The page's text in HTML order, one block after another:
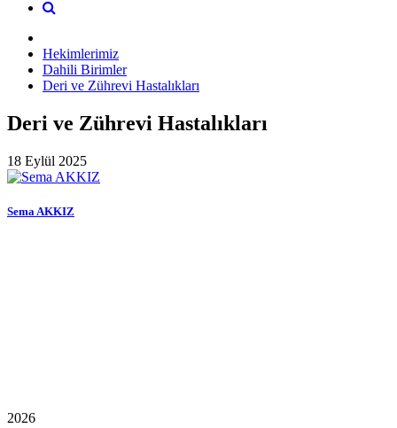
Hekimlerimiz
Dahili Birimler
Deri ve Zührevi Hastalıkları
Deri ve Zührevi Hastalıkları
18 Eylül 2025
Sema AKKIZ
2026